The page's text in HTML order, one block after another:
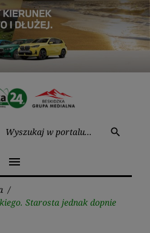
search
menu
/
Starosta jednak dopnie